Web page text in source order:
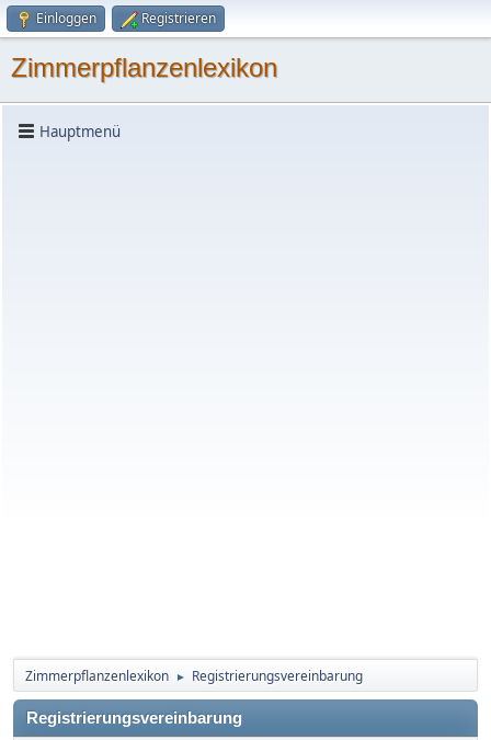
Einloggen Registrieren
Zimmerpflanzenlexikon
Hauptmenü
Zimmerpflanzenlexikon ► Registrierungsvereinbarung
Registrierungsvereinbarung